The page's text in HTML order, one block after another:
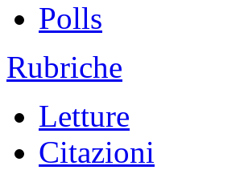
Polls
Rubriche
Letture
Citazioni